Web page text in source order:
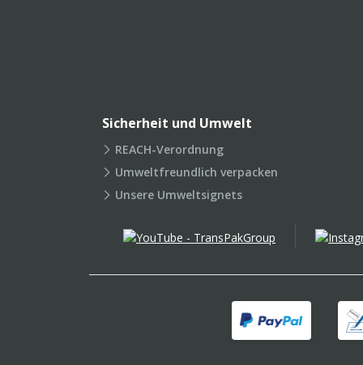
Sicherheit und Umwelt
REACH-Verordnung
Umweltfreundlich verpacken
Unsere Umweltsignets